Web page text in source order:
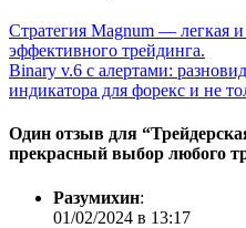
Стратегия Magnum — легкая
эффективного трейдинга.
Binary v.6 с алертами:
индикатора для форекс и не
Один отзыв для “
прекрасный выбор любого
Разумихин:
01/02/2024 в 13:17